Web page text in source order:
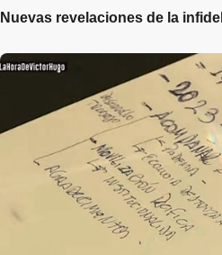
Nuevas revelaciones de la